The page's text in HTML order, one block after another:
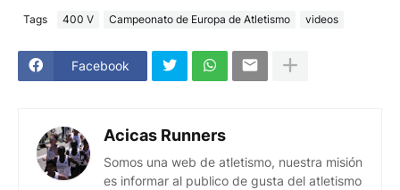
Tags 400 V Campeonato de Europa de Atletismo videos
Facebook
Acicas Runners
Somos una web de atletismo, nuestra misión
es informar al publico de gusta del atletismo